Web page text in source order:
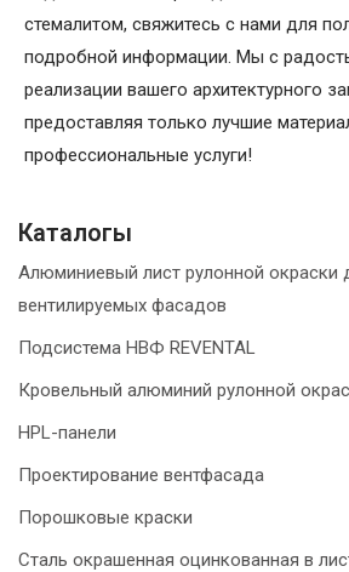
стемалитом, свяжитесь с нами для
подробной информации. Мы с
реализации вашего архитектурного
предоставляя только лучшие
профессиональные услуги!
Каталогы
Алюминиевый лист рулонной окраски
вентилируемых фасадов
Подсистема НВФ REVENTAL
Кровельный алюминий рулонной
HPL-панели
Проектирование вентфасада
Порошковые краски
Сталь окрашенная оцинкованная в